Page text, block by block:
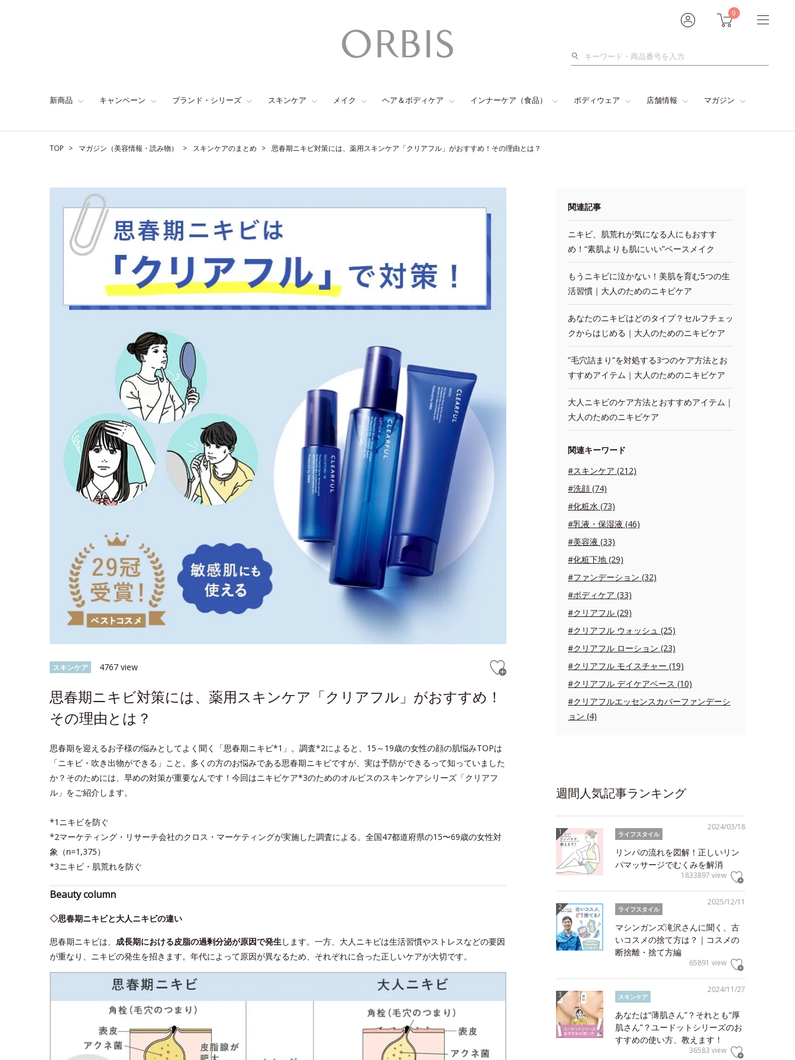
0
検
新商品 キャンペーン ブランド・シリーズ スキンケア メイク ヘア＆ボディケア インナーケア（食品） ボディウェア 店舗情報 マガジン
TOP マガジン（美容情報・読み物） スキンケアのまとめ 思春期ニキビ対策には、薬用スキンケア「クリアフル」がおすすめ！その理由とは？
スキンケア 4767 view
思春期ニキビ対策には、薬用スキンケア「クリアフル」がおすすめ！
その理由とは？
思春期を迎えるお子様の悩みとしてよく聞く「思春期ニキビ*1」。調査*2によると、15～19歳の女性の顔の肌悩みTOPは
「ニキビ・吹き出物ができる」こと。多くの方のお悩みである思春期ニキビですが、実は予防ができるって知っていました
か？そのためには、早めの対策が重要なんです！今回はニキビケア*3のためのオルビスのスキンケアシリーズ「クリアフ
ル」をご紹介します。
*1ニキビを防ぐ
*2マーケティング・リサーチ会社のクロス・マーケティングが実施した調査による。全国47都道府県の15〜69歳の女性対
象（n=1,375）
*3ニキビ・肌荒れを防ぐ
Beauty column
◇思春期ニキビと大人ニキビの違い
思春期ニキビは、 成長期における皮脂の過剰分泌が原因で発生します。一方、大人ニキビは生活習慣やストレスなどの要因
が重なり、ニキビの発生を招きます。年代によって原因が異なるため、それぞれに合った正しいケアが大切です。
関連記事
ニキビ、肌荒れが気になる人にもおすす
め！“素肌よりも肌にいい”ベースメイク
もうニキビに泣かない！美肌を育む5つの生
活習慣｜大人のためのニキビケア
あなたのニキビはどのタイプ？セルフチェッ
クからはじめる｜大人のためのニキビケア
”毛穴詰まり”を対処する3つのケア方法とお
すすめアイテム｜大人のためのニキビケア
大人ニキビのケア方法とおすすめアイテム｜
大人のためのニキビケア
関連キーワード
#スキンケア (212)
#洗顔 (74)
#化粧水 (73)
#乳液・保湿液 (46)
#美容液 (33)
#化粧下地 (29)
#ファンデーション (32)
#ボディケア (33)
#クリアフル (29)
#クリアフル ウォッシュ (25)
#クリアフル ローション (23)
#クリアフル モイスチャー (19)
#クリアフル デイケアベース (10)
#クリアフルエッセンスカバーファンデーシ
ョン (4)
週間人気記事ランキング
2024/03/18
ライフスタイル
リンパの流れを図解！正しいリン
パマッサージでむくみを解消
1833897 view
2025/12/11
ライフスタイル
マシンガンズ滝沢さんに聞く、古
いコスメの捨て方は？｜コスメの
断捨離・捨て方編
65891 view
2024/11/27
スキンケア
あなたは“薄肌さん”？それとも“厚
肌さん”？ユードットシリーズのお
すすめの使い方、教えます！
36583 view